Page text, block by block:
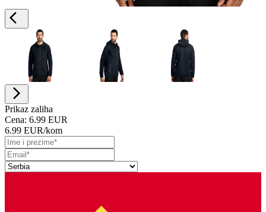
Prikaz zaliha
Cena: 6.99 EUR
6.99 EUR/kom